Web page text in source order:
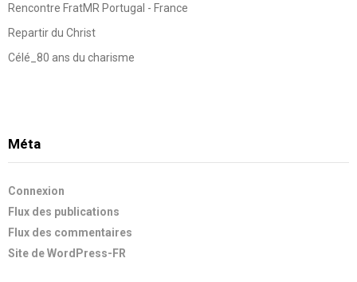
Rencontre FratMR Portugal - France
Repartir du Christ
Célé_80 ans du charisme
Méta
Connexion
Flux des publications
Flux des commentaires
Site de WordPress-FR